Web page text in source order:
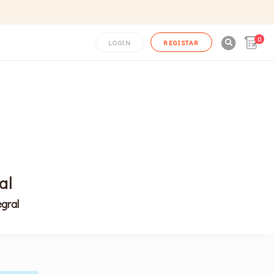
LOGIN REGISTAR 0